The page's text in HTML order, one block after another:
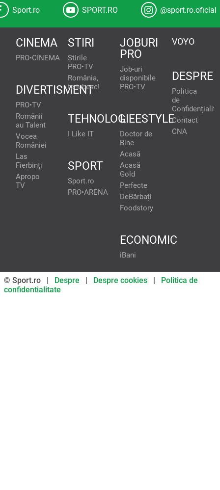
Sport.ro SPORT.RO @sport.ro.oficial
CINEMA
PRO•CINEMA
DIVERTISMENT
PRO•TV
Românii
au Talent
Vocea
României
Las
Fierbinți
Apropo
TV
STIRI
Știrile
PRO•TV
România,
te iubesc!
TEHNOLOGIE
I Like IT
SPORT
Sport.ro
PRO•ARENA
JOBURI
PRO
Job-uri
disponibile
PRO•TV
LIFESTYLE
Doctor de
Bine
Acasă
Acasă
Gold
Perfecte
DeBărbați
Foodstory
ECONOMIC
iBani
VOYO
DESPRE
Politica
de
Contact
CNA
© Sport.ro | Despre Despre cookies
Politica de
confidentialitate